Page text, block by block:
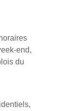
end,
du